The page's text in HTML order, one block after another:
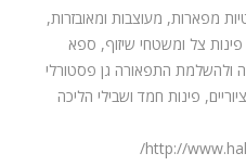
מפארות, מעוצבות ומאובזרות,
צל ומשטחי שיזוף, ספא
ולהשלמת התפאורה גן פסטורלי
פינות חמד ושבילי הליכה